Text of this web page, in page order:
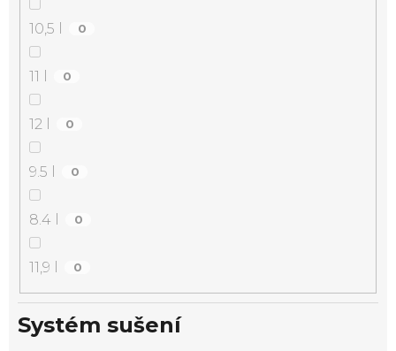
10,5 l 0
11 l 0
12 l 0
9.5 l 0
8.4 l 0
11,9 l 0
Systém sušení